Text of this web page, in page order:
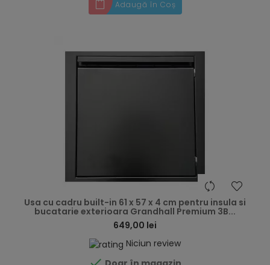
Adaugă în Coș
Usa cu cadru built-in 61 x 57 x 4 cm pentru insula si
bucatarie exterioara Grandhall Premium 3B...
649,00 lei
Niciun review